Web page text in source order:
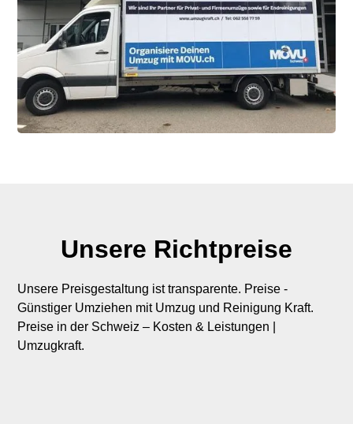
Unsere Richtpreise
Unsere Preisgestaltung ist transparente. Preise -
Günstiger Umziehen mit Umzug und Reinigung Kraft.
Preise in der Schweiz – Kosten & Leistungen |
Umzugkraft.